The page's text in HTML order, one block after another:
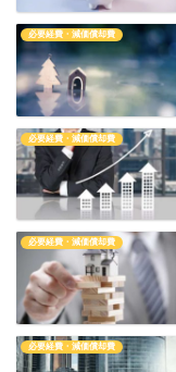
必要経費・減価償却費
必要経費・減価償却費
必要経費・減価償却費
必要経費・減価償却費